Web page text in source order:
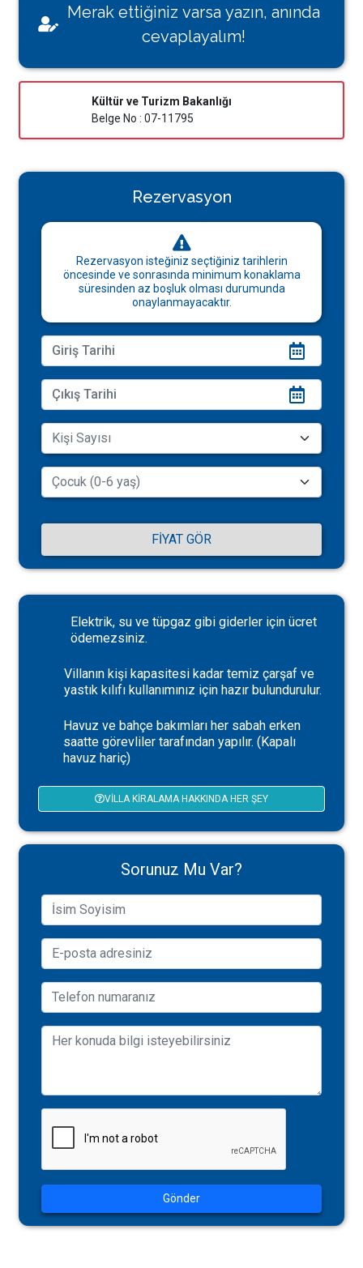
Merak ettiğiniz varsa yazın, anında
cevaplayalım!
Kültür ve Turizm Bakanlığı
Belge No : 07-11795
Rezervasyon
Rezervasyon isteğiniz seçtiğiniz tarihlerin
öncesinde ve sonrasında minimum konaklama
süresinden az boşluk olması durumunda
onaylanmayacaktır.
FIYAT GÖR
Elektrik, su ve tüpgaz gibi giderler için ücret
ödemezsiniz.
Villanın kişi kapasitesi kadar temiz çarşaf ve
yastık kılıfı kullanımınız için hazır bulundurulur.
Havuz ve bahçe bakımları her sabah erken
saatte görevliler tarafından yapılır. (Kapalı
havuz hariç)
VILLA KIRALAMA HAKKINDA HER ŞEY
Sorunuz Mu Var?
Gönder